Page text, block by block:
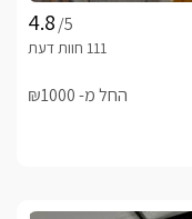
/5
החל מ- ₪1000